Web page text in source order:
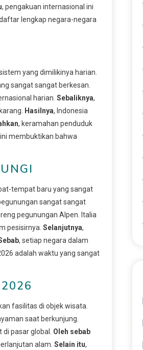
, pengakuan internasional ini
lengkap negara-negara
yang dimilikinya harian.
sangat sangat berkesan.
harian. Sebaliknya,
Hasilnya, Indonesia
, keramahan penduduk
membuktikan bahwa
tempat baru yang sangat
sangat sangat
pegunungan Alpen. Italia
pesisirnya. Selanjutnya,
, setiap negara dalam
adalah waktu yang sangat
fasilitas di objek wisata.
saat berkunjung.
pasar global. Oleh sebab
alam. Selain itu,